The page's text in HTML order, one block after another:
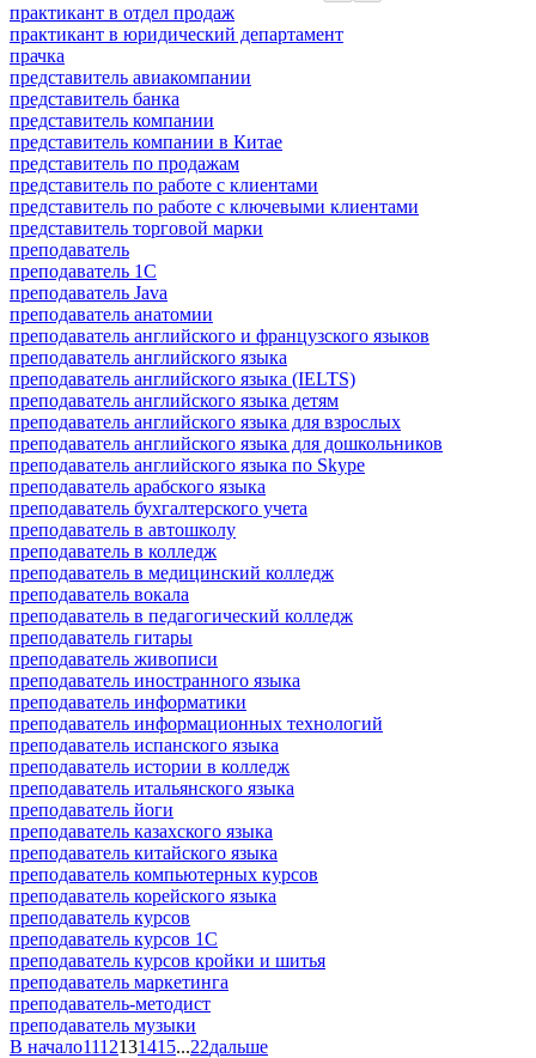
практикант в отдел продаж
практикант в юридический департамент
прачка
представитель авиакомпании
представитель банка
представитель компании
представитель компании в Китае
представитель по продажам
представитель по работе с клиентами
представитель по работе с ключевыми клиентами
представитель торговой марки
преподаватель
преподаватель 1С
преподаватель Java
преподаватель анатомии
преподаватель английского и французского языков
преподаватель английского языка
преподаватель английского языка (IELTS)
преподаватель английского языка детям
преподаватель английского языка для взрослых
преподаватель английского языка для дошкольников
преподаватель английского языка по Skype
преподаватель арабского языка
преподаватель бухгалтерского учета
преподаватель в автошколу
преподаватель в колледж
преподаватель в медицинский колледж
преподаватель вокала
преподаватель в педагогический колледж
преподаватель гитары
преподаватель живописи
преподаватель иностранного языка
преподаватель информатики
преподаватель информационных технологий
преподаватель испанского языка
преподаватель истории в колледж
преподаватель итальянского языка
преподаватель йоги
преподаватель казахского языка
преподаватель китайского языка
преподаватель компьютерных курсов
преподаватель корейского языка
преподаватель курсов
преподаватель курсов 1С
преподаватель курсов кройки и шитья
преподаватель маркетинга
преподаватель-методист
преподаватель музыки
В начало1112131415...22дальше